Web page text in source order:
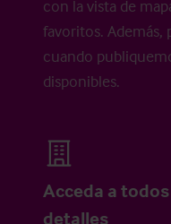
con la vista de
favoritos. Además,
cuando
disponibles.
Acceda a
detalles